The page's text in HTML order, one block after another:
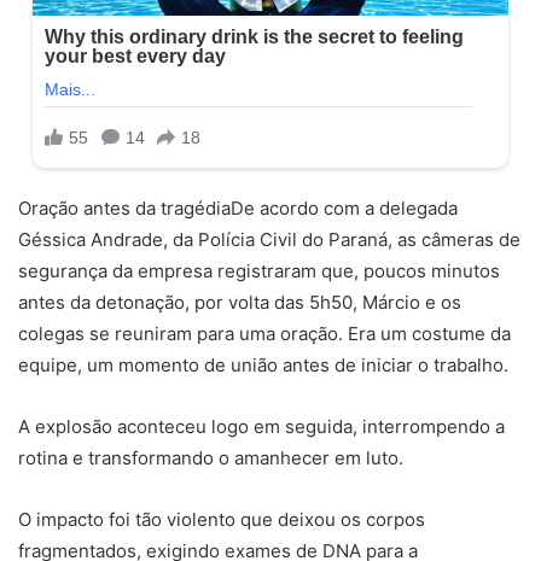
Oração antes da tragédiaDe acordo com a delegada
Géssica Andrade, da Polícia Civil do Paraná, as câmeras de
segurança da empresa registraram que, poucos minutos
antes da detonação, por volta das 5h50, Márcio e os
colegas se reuniram para uma oração. Era um costume da
equipe, um momento de união antes de iniciar o trabalho.
A explosão aconteceu logo em seguida, interrompendo a
rotina e transformando o amanhecer em luto.
O impacto foi tão violento que deixou os corpos
fragmentados, exigindo exames de DNA para a